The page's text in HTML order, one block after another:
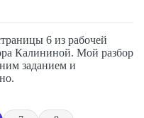
6 из рабочей
Калининой. Мой разбор
заданием и